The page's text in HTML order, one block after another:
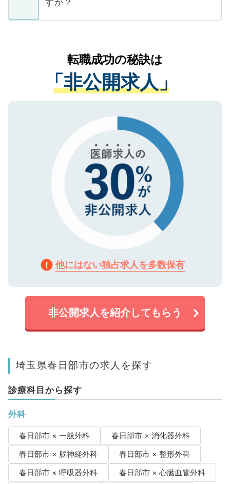
支援を目的に使用いたします。お預かりし
ているすべての個人データはご本人の許可
は、個人情報の取り扱いについての厳密な
管理基準を満たした事業者のみに付与され
る、プライバシーマークを取得済みです。
で、機密保持に関してもご安心ください。
すか？
かがいして、現在の医療機関の状況や紹介
経験をまじえながら、適切なアドバイスを
させていただきます。すぐにご転職をされ
ない方には、長期的なサポートが可能です
ので、まずはご登録ください。
転職成功の秘訣は
「非公開求人」
他にはない独占求人を多数保有
非公開求人を紹介してもらう
埼玉県春日部市の求人を探す
診療科目から探す
外科
春日部市 × 一般外科
春日部市 × 消化器外科
春日部市 × 脳神経外科
春日部市 × 整形外科
春日部市 × 呼吸器外科
春日部市 × 心臓血管外科